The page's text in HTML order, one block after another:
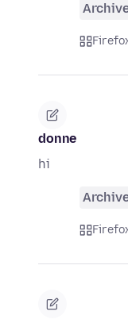
donne
hi